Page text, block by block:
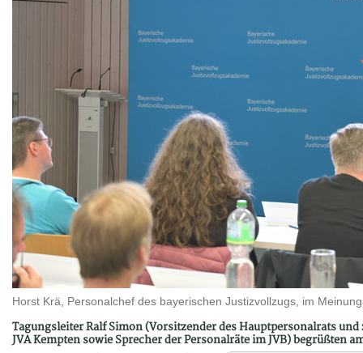
Horst Krä, Personalchef des bayerischen Justizvollzugs, im
Tagungsleiter Ralf Simon (Vorsitzender des Hauptpersonalrats
JVA Kempten sowie Sprecher der Personalräte im JVB) begrüßten